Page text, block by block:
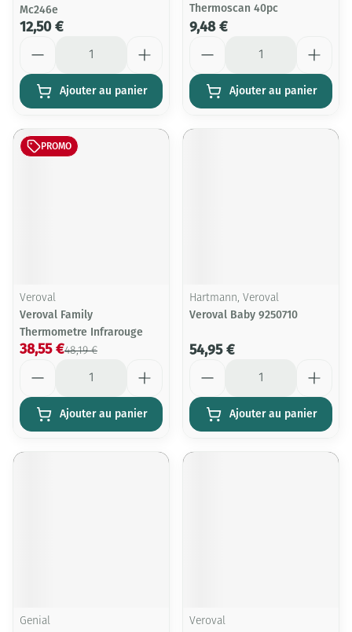
Mc246e
12,50 €
Ajouter au panier
Thermoscan 40pc
9,48 €
Ajouter au panier
PROMO
Veroval
Veroval Family
Thermometre Infrarouge
48,19 €
38,55 €
Ajouter au panier
Hartmann, Veroval
Veroval Baby 9250710
54,95 €
Ajouter au panier
Genial Veroval